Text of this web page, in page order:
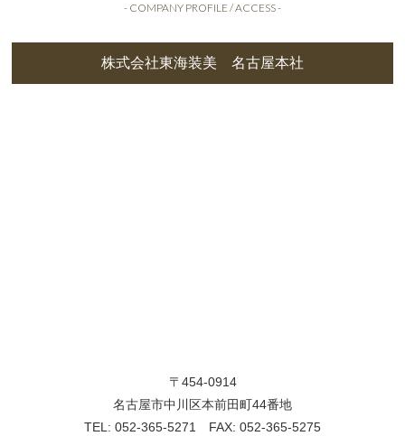
- COMPANY PROFILE / ACCESS -
株式会社東海装美 名古屋本社
〒454-0914
名古屋市中川区本前田町44番地
TEL: 052-365-5271 FAX: 052-365-5275